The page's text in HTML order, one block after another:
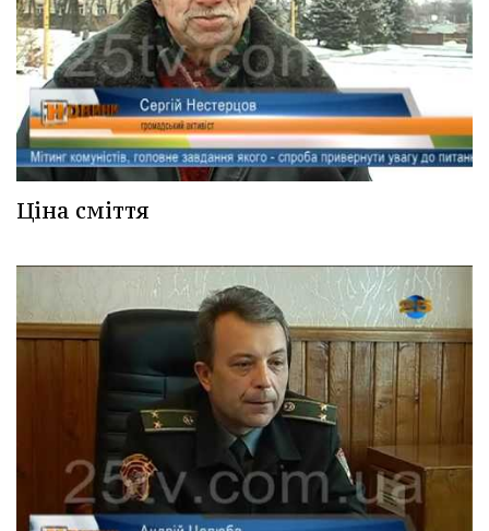
Ціна сміття